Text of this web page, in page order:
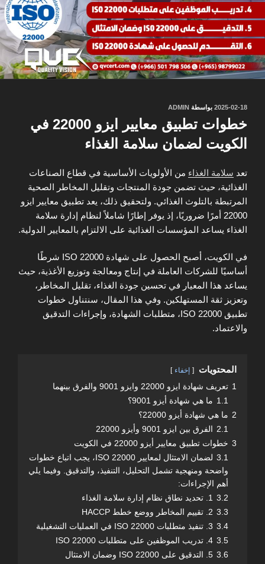
نُشر
2025-02-18 بواسطة ADMIN
خطوات تطبيق معايير ايزو 22000 في
الكويت لضمان سلامة الغذاء
تعد سلامة الغذاء من الأولويات الأساسية في قطاع الصناعات
الغذائية، حيث تضمن جودة المنتجات وتقليل المخاطر الصحية
المرتبطة بالتلوث الغذائي. ولتحقيق ذلك، يعد تطبيق معايير ايزو
22000 أمرًا ضروريًا، إذ يوفر إطارًا شاملاً لنظام إدارة سلامة
الغذاء يساعد المؤسسات الغذائية على الالتزام بالمعايير الدولية.
في الكويت، أصبح الحصول على شهادة ISO 22000 شرطًا
أساسيًا للشركات العاملة في إنتاج ومعالجة وتوزيع الأغذية، حيث
يساعد هذا المعيار في تحسين جودة الغذاء، تقليل المخاطر،
وتعزيز ثقة المستهلكين. وفي هذا المقال، سنتناول خطوات
تطبيق ISO 22000، متطلبات الشهادة، وإجراءات التدقيق
والاعتماد.
المحتويات إخفاء
1 تعريف شهادة ايزو 22000 وايزو 9001 والفرق بينهما
1.1 ما هي شهادة أيزو 9001؟
2 ما هي شهادة أيزو 22000؟
2.1
الفرق بين ايزو 9001 وأيزو 22000
3 خطوات تطبيق معايير أيزو 22000 في الكويت
3.1
لضمان الامتثال لمعايير ISO 22000، يجب اتباع خطوات
واضحة ومنهجية تشمل التحليل، التنفيذ، والتدقيق. وفيما يلي
أهم الإجراءات:
3.2 1. تحديد نطاق نظام إدارة سلامة الغذاء
3.3 2. تقييم المخاطر ووضع خطط HACCP
3.4 3. تنفيذ متطلبات ISO 22000 في العمليات التشغيلية
3.5 4. تدريب الموظفين على متطلبات ISO 22000
3.6 5. التدقيق على ISO 22000 وضمان الامتثال